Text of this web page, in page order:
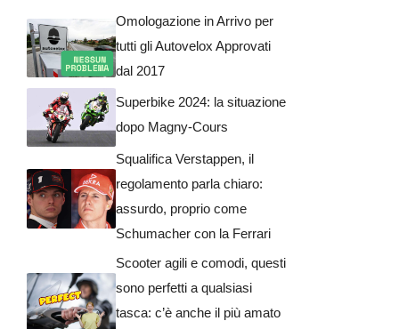
Omologazione in Arrivo per
tutti gli Autovelox Approvati
dal 2017
Superbike 2024: la situazione
dopo Magny-Cours
Squalifica Verstappen, il
regolamento parla chiaro:
assurdo, proprio come
Schumacher con la Ferrari
Scooter agili e comodi, questi
sono perfetti a qualsiasi
tasca: c’è anche il più amato